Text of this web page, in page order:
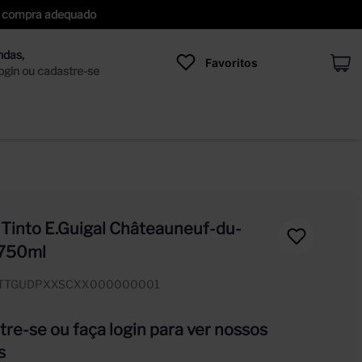
adequado
Favoritos
E.Guigal Châteauneuf-du-
se ou faça login para ver nossos